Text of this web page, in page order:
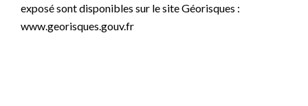
exposé sont disponibles sur le site Géorisques :
www.georisques.gouv.fr